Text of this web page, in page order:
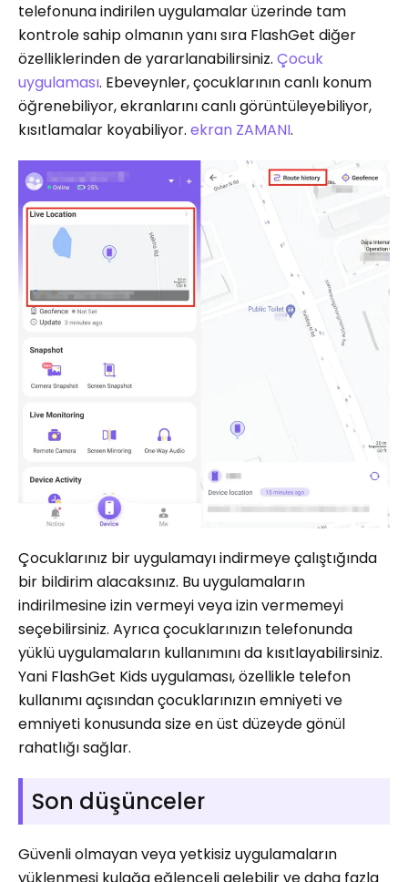
telefonuna indirilen uygulamalar üzerinde tam
kontrole sahip olmanın yanı sıra FlashGet diğer
özelliklerinden de yararlanabilirsiniz. Çocuk
uygulaması. Ebeveynler, çocuklarının canlı konum
öğrenebiliyor, ekranlarını canlı görüntüleyebiliyor,
kısıtlamalar koyabiliyor. ekran ZAMANI.
Çocuklarınız bir uygulamayı indirmeye çalıştığında
bir bildirim alacaksınız. Bu uygulamaların
indirilmesine izin vermeyi veya izin vermemeyi
seçebilirsiniz. Ayrıca çocuklarınızın telefonunda
yüklü uygulamaların kullanımını da kısıtlayabilirsiniz.
Yani FlashGet Kids uygulaması, özellikle telefon
kullanımı açısından çocuklarınızın emniyeti ve
emniyeti konusunda size en üst düzeyde gönül
rahatlığı sağlar.
Son düşünceler
Güvenli olmayan veya yetkisiz uygulamaların
yüklenmesi kulağa eğlenceli gelebilir ve daha fazla